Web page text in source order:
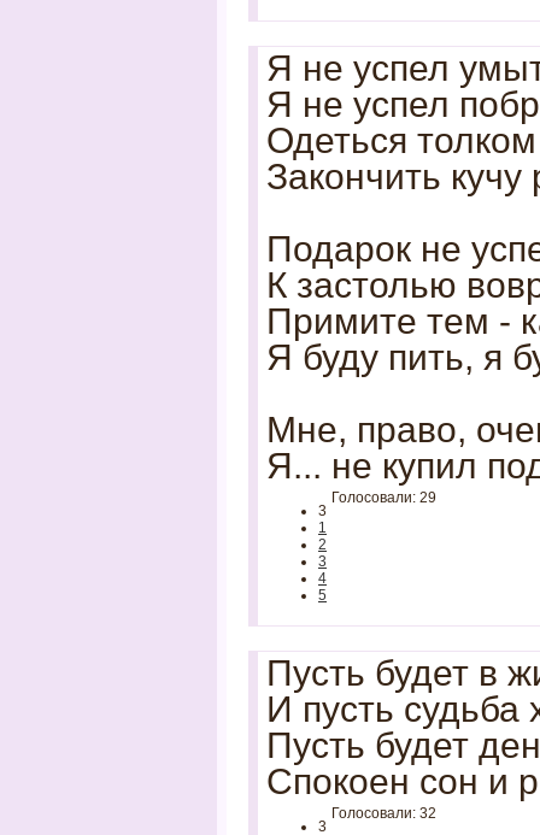
Я не успел
Я не успел
Одеться
Закончить
Подарок не
К застолью
Примите тем -
Я буду пить, я
Мне, право,
Я... не купил
3
1
2
3
4
5
Голосовали: 29
Пусть будет в
И пусть судьба
Пусть будет
Спокоен сон и
3
Голосовали: 32